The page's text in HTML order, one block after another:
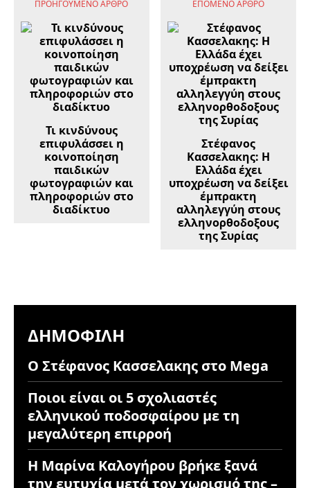
ΠΡΟΗΓΟΎΜΕΝΟ ΆΡΘΡΟ
Τι κινδύνους
επιφυλάσσει η
κοινοποίηση
παιδικών
φωτογραφιών και
πληροφοριών στο
διαδίκτυο
ΕΠΌΜΕΝΟ ΆΡΘΡΟ
Στέφανος
Κασσελακης: Η
Ελλάδα έχει
υποχρέωση να δείξει
έμπρακτη
αλληλεγγύη στους
ελληνορθοδοξους
της Συρίας
ΔΗΜΟΦΙΛΉ
Ο Στέφανος Κασσελακης στο Mega
Ποιοι είναι οι 5 σχολιαστές
ελληνικού ποδοσφαίρου με τη
μεγαλύτερη επιρροή
Η Μαρίνα Καλογήρου βρήκε ξανά
την ευτυχία μετά τον χωρισμό της –